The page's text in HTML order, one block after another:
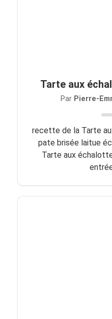
Tarte aux
Par Pierre-
recette de la Tarte
pate brisée laitue
Tarte aux